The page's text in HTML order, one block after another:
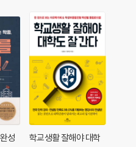
릴 전략
성
학교생활 잘해야 대학